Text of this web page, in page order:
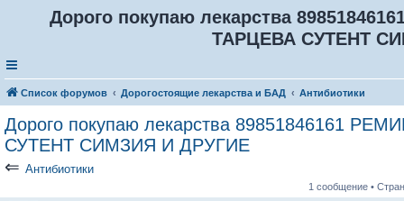
Дорого покупаю лекарства
ТАРЦЕВА СУТЕНТ
Список форумов Дорогостоящие лекарства и БАД Антибиотики
Дорого покупаю лекарства 89851846161
СУТЕНТ СИМЗИЯ И ДРУГИЕ
⇐ Антибиотики
1 сообщение •